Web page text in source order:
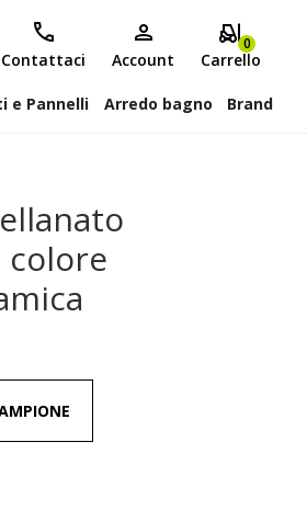
Contattaci Account
0
Carrello
e Pannelli Arredo bagno Brand